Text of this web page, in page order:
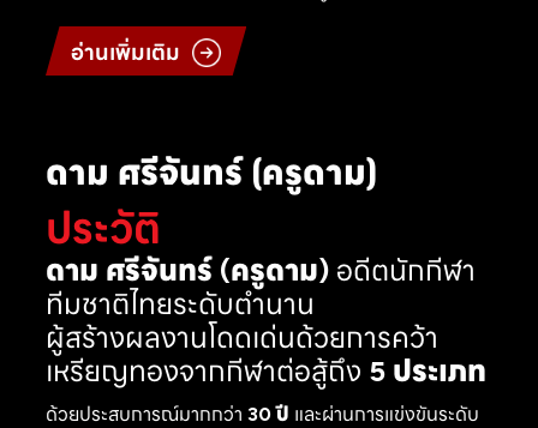
อ่านเพิ่มเติม
ดาม ศรีจันทร์ (ครูดาม)
ประวัติ
ดาม ศรีจันทร์ (ครูดาม)อดีตนักกีฬา
ทีมชาติไทยระดับตำนาน
ผู้สร้างผลงานโดดเด่นด้วยการคว้า
เหรียญทองจากกีฬาต่อสู้ถึง 5 ประเภท
ด้วยประสบการณ์มากกว่า 30 ปี และผ่านการแข่งขันระดับ